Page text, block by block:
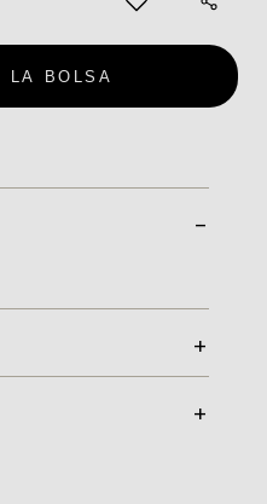
LA BOLSA